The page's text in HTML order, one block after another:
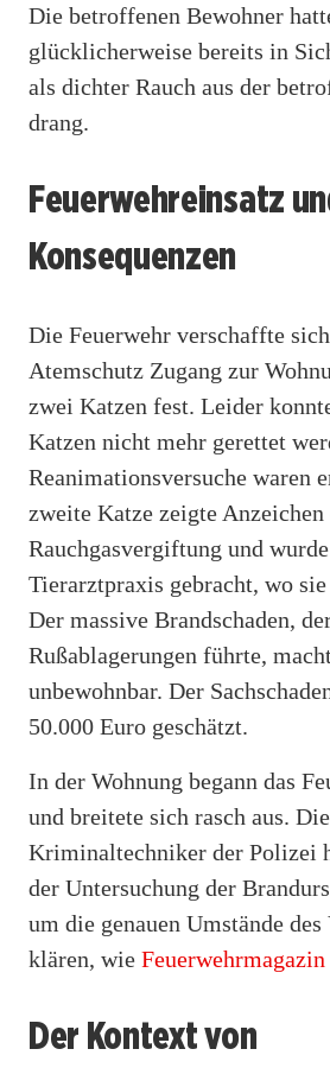
Die betroffenen Bewohner
glücklicherweise bereits in
als dichter Rauch aus der
drang.
Feuerwehreinsatz
Konsequenzen
Die Feuerwehr verschaffte
Atemschutz Zugang zur
zwei Katzen fest. Leider
Katzen nicht mehr gerettet
Reanimationsversuche waren
zweite Katze zeigte Anzeichen
Rauchgasvergiftung und
Tierarztpraxis gebracht, wo
Der massive Brandschaden,
Rußablagerungen führte,
unbewohnbar. Der
50.000 Euro geschätzt.
In der Wohnung begann das
und breitete sich rasch aus. Die
Kriminaltechniker der Polizei
der Untersuchung der
um die genauen Umstände
klären, wie Feuerwehrmagazin
Der Kontext von